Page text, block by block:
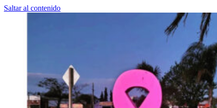
Saltar al contenido